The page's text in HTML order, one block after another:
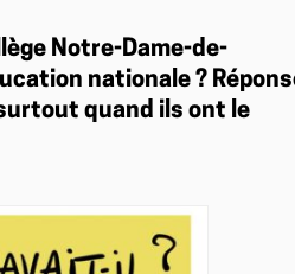
Notre-Dame-de-
nationale ?
quand ils ont le